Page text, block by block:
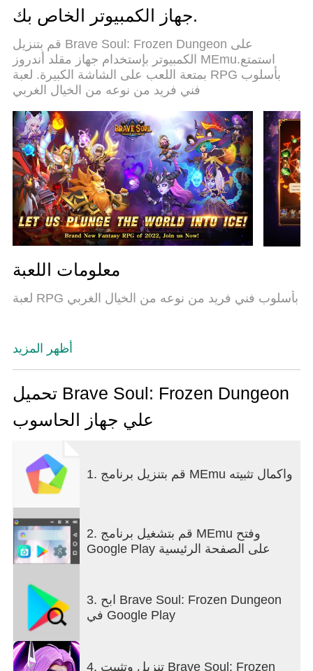
الحاسب معد عن طريق خبراتنا , لوحة المفاتيح المعده
كمبيوتر حقيقة تم برمجتها باقصي استيعابنا .المتحكم في
عدة نوافذ يجعل لعب لعبتين او اكثر او استعمال اكثر من
حساب اسهل واهم شئ ان المحرك الخاص بنا يمكن ان
يخرج كل امكانيات جهازك ويجعل كل شئ اكثر سلاسة
نحن لانهتم بكيف تلعب فقط بل ايضا بالسعادة التي
تغمرك من اللعب
جهاز الكمبيوتر الخاص بك.
قم بتنزيل Brave Soul: Frozen Dungeon على
الكمبيوتر بإستخدام جهاز مقلد أندروز MEmu.استمتع
بمتعة اللعب على الشاشة الكبيرة. لعبة RPG بأسلوب
فني فريد من نوعه من الخيال الغربي
معلومات اللعبة
لعبة RPG بأسلوب فني فريد من نوعه من الخيال الغربي
أظهر المزيد
تحميل Brave Soul: Frozen Dungeon
علي جهاز الحاسوب
1. قم بتنزيل برنامج MEmu واكمال تثبيته
2. قم بتشغيل برنامج MEmu وفتح
Google Play على الصفحة الرئيسية
3. ابح Brave Soul: Frozen Dungeon
في Google Play
4. تنزيل وتثبيت Brave Soul: Frozen